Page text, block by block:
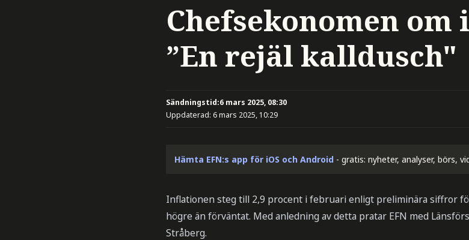
Chefsekonomen
”En rejäl kalldusch"
Sändningstid:6 mars 2025, 08:30
Uppdaterad: 6 mars 2025, 10:29
Hämta EFN:s app för iOS och Android - gratis: nyheter, analyser, börs,
Inflationen steg till 2,9 procent i februari enligt preliminära siffror
högre än förväntat. Med anledning av detta pratar EFN med
Stråberg.